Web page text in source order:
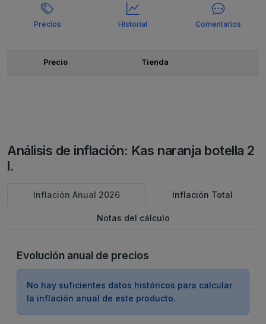
Precios Historial Comentarios
OfertasPrecio Tienda
Análisis de inflación: Kas naranja botella 2
l.
Inflación Anual 2026 Inflación Total
Notas del cálculo
Evolución anual de precios
No hay suficientes datos históricos para calcular
la inflación anual de este producto.